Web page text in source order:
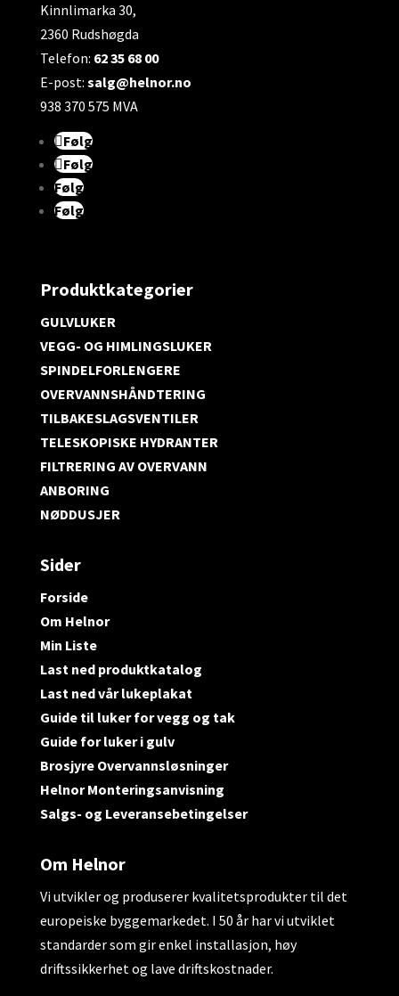
Kinnlimarka 30,
2360 Rudshøgda
Telefon: 62 35 68 00
E-post: salg@helnor.no
938 370 575 MVA
Følg
Følg
Følg
Følg
Produktkategorier
GULVLUKER
VEGG- OG HIMLINGSLUKER
SPINDELFORLENGERE
OVERVANNSHÅNDTERING
TILBAKESLAGSVENTILER
TELESKOPISKE HYDRANTER
FILTRERING AV OVERVANN
ANBORING
NØDDUSJER
Sider
Forside
Om Helnor
Min Liste
Last ned produktkatalog
Last ned vår lukeplakat
Guide til luker for vegg og tak
Guide for luker i gulv
Brosjyre Overvannsløsninger
Helnor Monteringsanvisning
Salgs- og Leveransebetingelser
Om Helnor
Vi utvikler og produserer kvalitetsprodukter til det
europeiske byggemarkedet. I 50 år har vi utviklet
standarder som gir enkel installasjon, høy
driftssikkerhet og lave driftskostnader.